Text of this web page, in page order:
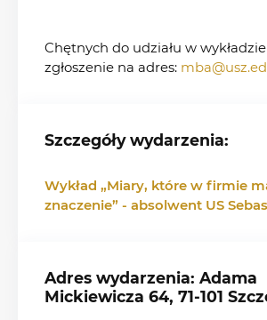
Chętnych do udziału w
zgłoszenie na adres:
Szczegóły wydarzenia:
Wykład „Miary, które w firmie
znaczenie” - absolwent US
Adres wydarzenia: Adama
Mickiewicza 64, 71-101